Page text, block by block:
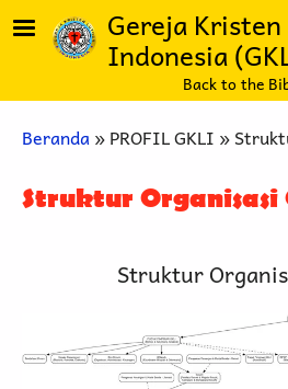
Lompat ke isi utama
Gereja
Indonesia
Back to the
Breadcrumb
Beranda PROFIL GKLI
Struktur Organisasi
Struktur